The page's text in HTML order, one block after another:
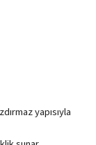
yapısıyla